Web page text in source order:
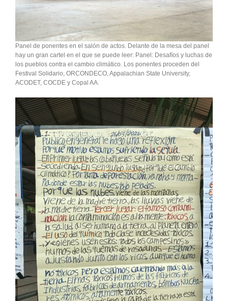
Panel de ponentes en el salón de actos. Delante de la mesa del panel
hay un gran cartel en el que se puede leer: Panel: Desafíos y luchas de
los pueblos contra el cambio climático. Los ponentes proceden del
Festival Solidario, ORCONDECO, Appalachian State University,
ACODET, COCDE y Copal AA.